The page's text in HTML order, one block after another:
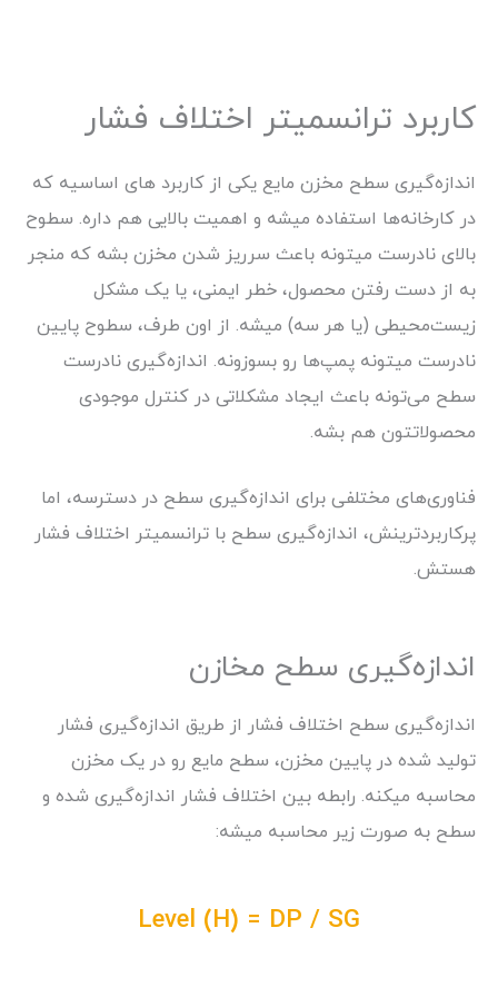
کاربرد ترانسمیتر اختلاف فشار
اندازه‌گیری سطح مخزن مایع یکی از کاربرد های اساسیه که
در کارخانه‌ها استفاده میشه و اهمیت بالایی هم داره. سطوح
بالای نادرست میتونه باعث سرریز شدن مخزن بشه که منجر
به از دست رفتن محصول، خطر ایمنی، یا یک مشکل
زیست‌محیطی (یا هر سه) میشه. از اون طرف، سطوح پایین
نادرست میتونه پمپ‌ها رو بسوزونه. اندازه‌گیری نادرست
سطح می‌تونه باعث ایجاد مشکلاتی در کنترل موجودی
محصولاتتون هم بشه.
فناوری‌های مختلفی برای اندازه‌گیری سطح در دسترسه، اما
پرکاربردترینش، اندازه‌گیری سطح با ترانسمیتر اختلاف فشار
هستش.
اندازه‌گیری سطح مخازن
اندازه‌گیری سطح اختلاف فشار از طریق اندازه‌گیری فشار
تولید شده در پایین مخزن، سطح مایع رو در یک مخزن
محاسبه میکنه. رابطه بین اختلاف فشار اندازه‌گیری شده و
سطح به صورت زیر محاسبه میشه:
Level (H) = DP / SG